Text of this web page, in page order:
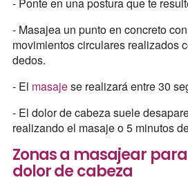
- Masajea un punto en concreto
movimientos circulares realizados
dedos.
- El masajese realizará entre 30
- El dolor de cabeza suele
realizando el masaje o 5 minutos
Zonas a masajear
dolor de cabeza